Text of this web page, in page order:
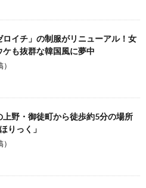
ロイチ」の制服がリニューアル！女
も抜群な韓国風に夢中
上野・御徒町から徒歩約5分の場所
りっく」